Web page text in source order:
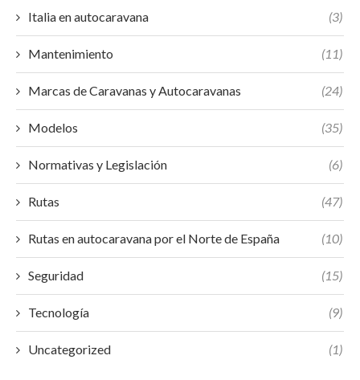
Italia en autocaravana (3)
Mantenimiento (11)
Marcas de Caravanas y Autocaravanas (24)
Modelos (35)
Normativas y Legislación (6)
Rutas (47)
Rutas en autocaravana por el Norte de España (10)
Seguridad (15)
Tecnología (9)
Uncategorized (1)